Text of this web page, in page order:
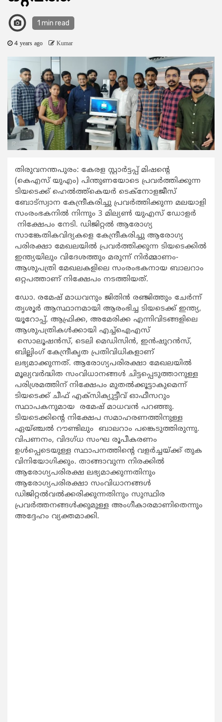
1 min read
4 years ago Kumar
തിരുവനന്തപുരം: കേരള സ്റ്റാര്‍ട്ടപ്പ് മിഷന്‍റെ
(കെഎസ് യുഎം) പിന്തുണയോടെ പ്രവര്‍ത്തിക്കുന്ന
ടിയടെക്ക് ഹെല്‍ത്ത്കെയര്‍ ടെക്നോളജീസ്
ബോട്സ്വാന കേന്ദ്രീകരിച്ചു പ്രവര്‍ത്തിക്കുന്ന മലയാളി
സംരംഭകനില്‍ നിന്നും 3 മില്യണ്‍ യുഎസ് ഡോളര്‍
നിക്ഷേപം നേടി. ഡിജിറ്റല്‍ ആരോഗ്യ
സാങ്കേതികവിദ്യകളെ കേന്ദ്രീകരിച്ചു ആരോഗ്യ
പരിരക്ഷാ മേഖലയില്‍ പ്രവര്‍ത്തിക്കുന്ന ടിയടെക്കില്‍
ഇന്ത്യയിലും വിദേശത്തും മരുന്ന് നിര്‍മ്മാണം-
ആശുപത്രി മേഖലകളിലെ സംരംഭകനായ ബാലറാം
ഒറ്റപത്താണ് നിക്ഷേപം നടത്തിയത്.
ഡോ. രമേഷ് മാധവനും ജിതിന്‍ രഞ്ജിത്തും ചേര്‍ന്ന്
തൃശൂര്‍ ആസ്ഥാനമായി ആരംഭിച്ച ടിയടെക്ക് ഇന്ത്യ,
യൂറോപ്പ്, ആഫ്രിക്ക, അമേരിക്ക എന്നിവിടങ്ങളിലെ
ആശുപത്രികള്‍ക്കായി എച്ച്ഐഎസ്
സൊലൂഷന്‍സ്, ടെലി മെഡിസിന്‍, ഇന്‍ഷുറന്‍സ്,
ബില്ലിംഗ് കേന്ദ്രീകൃത പ്രതിവിധികളാണ്
ലഭ്യമാക്കുന്നത്. ആരോഗ്യപരിരക്ഷാ മേഖലയില്‍
മൂല്യവര്‍ദ്ധിത സംവിധാനങ്ങള്‍ ചിട്ടപ്പെടുത്താനുള്ള
പരിശ്രമത്തിന് നിക്ഷേപം മുതല്‍ക്കൂട്ടാകുമെന്ന്
ടിയടെക്ക് ചീഫ് എക്സിക്യുട്ടീവ് ഓഫീസറും
സ്ഥാപകനുമായ രമേഷ് മാധവന്‍ പറഞ്ഞു.
ടിയടെക്കിന്‍റെ നിക്ഷേപ സമാഹരണത്തിനുള്ള
ഏയ്ഞ്ചല്‍ റൗണ്ടിലും ബാലറാം പങ്കെടുത്തിരുന്നു.
വിപണനം, വിദഗ്ധ സംഘ രൂപീകരണം
ഉള്‍പ്പെടെയുള്ള സ്ഥാപനത്തിന്‍റെ വളര്‍ച്ചയ്ക്ക് തുക
വിനിയോഗിക്കും. താങ്ങാവുന്ന നിരക്കില്‍
ആരോഗ്യപരിരക്ഷ ലഭ്യമാക്കുന്നതിനും
ആരോഗ്യപരിരക്ഷാ സംവിധാനങ്ങള്‍
ഡിജിറ്റല്‍വല്‍ക്കരിക്കുന്നതിനും സുസ്ഥിര
പ്രവര്‍ത്തനങ്ങള്‍ക്കുമുള്ള അംഗീകാരമാണിതെന്നും
അദ്ദേഹം വ്യക്തമാക്കി.